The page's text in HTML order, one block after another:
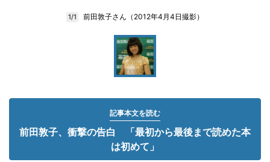
1/1 前田敦子さん（2012年4月4日撮影）
記事本文を読む
前田敦子、衝撃の告白 「最初から最後まで読めた本
は初めて」